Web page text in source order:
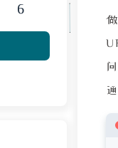
6